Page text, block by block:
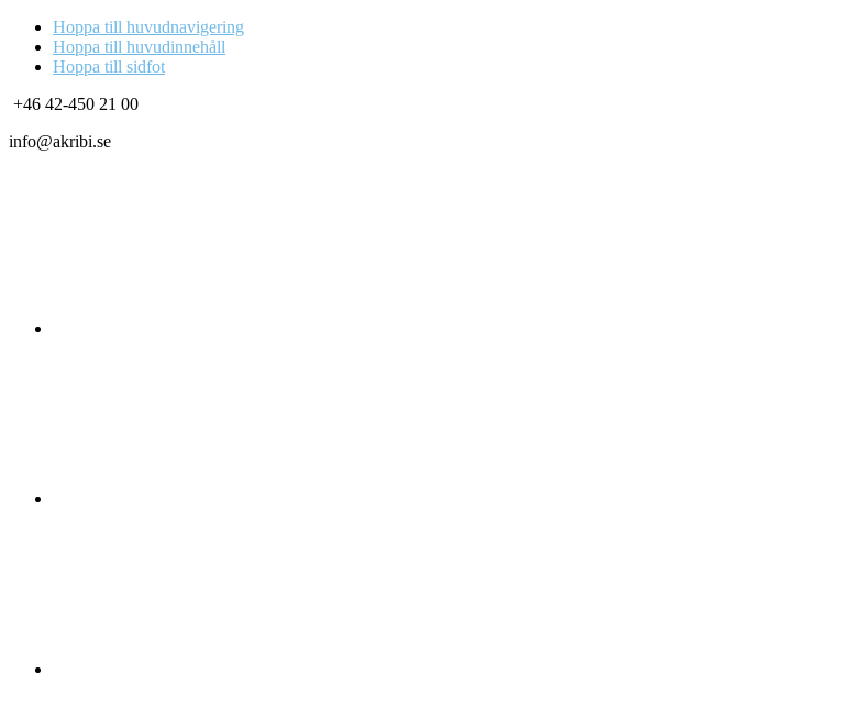
Hoppa till huvudnavigering
Hoppa till huvudinnehåll
Hoppa till sidfot
+46 42-450 21 00
info@akribi.se